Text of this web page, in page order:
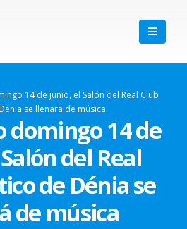
14 de junio, el Salón del Real Club
se llenará de música
domingo 14 de
del Real
de Dénia se
de música